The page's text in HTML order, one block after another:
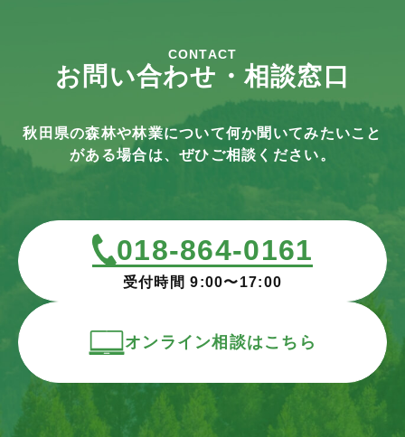
CONTACT
お問い合わせ・相談窓口
秋田県の森林や林業について何か聞いてみたいこと
がある場合は、ぜひご相談ください。
018-864-0161
受付時間 9:00〜17:00
オンライン相談はこちら